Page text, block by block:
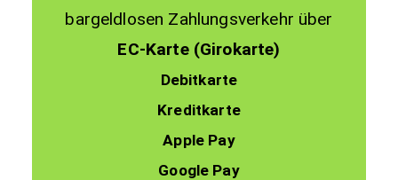
bargeldlosen Zahlungsverkehr über
EC-Karte (Girokarte)
Debitkarte
Kreditkarte
Apple Pay
Google Pay